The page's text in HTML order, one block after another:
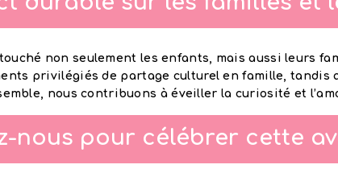
non seulement les enfants, mais aussi leurs
privilégiés de partage culturel en famille,
nous contribuons à éveiller la curiosité et
nous pour célébrer cette